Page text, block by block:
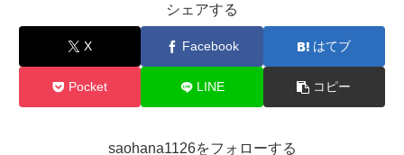
シェアする
X Facebook はてブ
Pocket LINE コピー
saohana1126をフォローする